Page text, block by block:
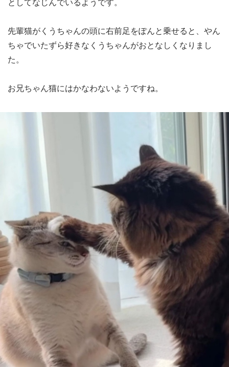
先輩猫がくうちゃんの頭に右前足をぽんと乗せると、やん
ちゃでいたずら好きなくうちゃんがおとなしくなりまし
た。
お兄ちゃん猫にはかなわないようですね。